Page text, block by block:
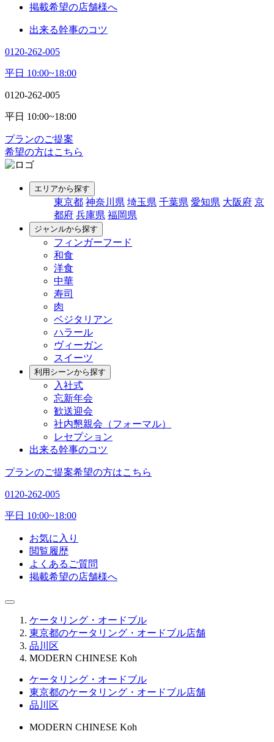
掲載希望の店舗様へ
出来る幹事のコツ
0120-262-005
平日 10:00~18:00
0120-262-005
平日 10:00~18:00
プランのご提案
希望の方はこちら
エリアから探す
東京都 神奈川県 埼玉県 千葉県 愛知県 大阪府 京
都府 兵庫県 福岡県
ジャンルから探す
フィンガーフード
和食
洋食
中華
寿司
肉
ベジタリアン
ハラール
ヴィーガン
スイーツ
利用シーンから探す
入社式
忘新年会
歓送迎会
社内懇親会（フォーマル）
レセプション
出来る幹事のコツ
プランのご提案希望の方はこちら
0120-262-005
平日 10:00~18:00
お気に入り
閲覧履歴
よくあるご質問
掲載希望の店舗様へ
ケータリング・オードブル
東京都のケータリング・オードブル店舗
品川区
MODERN CHINESE Koh
ケータリング・オードブル
東京都のケータリング・オードブル店舗
品川区
MODERN CHINESE Koh